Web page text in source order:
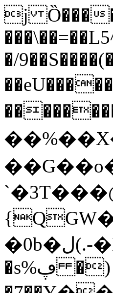
j Ȍ���
�/
�0b�ل(.-�N�Lmy����0�m��H��$+�J:+��"�
�s%ڥ �)